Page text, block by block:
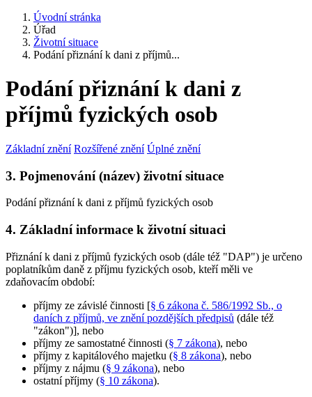
Úvodní stránka
Úřad
Životní situace
Podání přiznání k dani z příjmů...
Podání přiznání k dani z
příjmů fyzických osob
Základní znění Rozšířené znění Úplné znění
3. Pojmenování (název) životní situace
Podání přiznání k dani z příjmů fyzických osob
4. Základní informace k životní situaci
Přiznání k dani z příjmů fyzických osob (dále též "DAP") je určeno
poplatníkům daně z příjmu fyzických osob, kteří měli ve
zdaňovacím období:
příjmy ze závislé činnosti [§ 6 zákona č. 586/1992 Sb., o
daních z příjmů, ve znění pozdějších předpisů (dále též
"zákon")], nebo
příjmy ze samostatné činnosti (§ 7 zákona), nebo
příjmy z kapitálového majetku (§ 8 zákona), nebo
příjmy z nájmu (§ 9 zákona), nebo
ostatní příjmy (§ 10 zákona).